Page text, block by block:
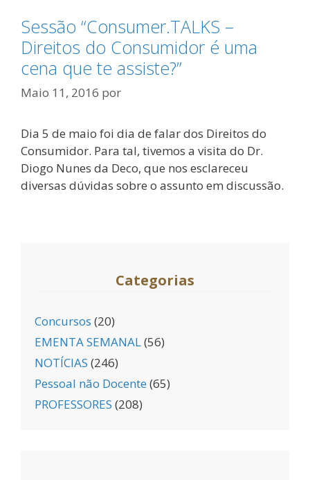
Sessão “Consumer.TALKS –
Direitos do Consumidor é uma
cena que te assiste?”
Maio 11, 2016 por
Dia 5 de maio foi dia de falar dos Direitos do
Consumidor. Para tal, tivemos a visita do Dr.
Diogo Nunes da Deco, que nos esclareceu
diversas dúvidas sobre o assunto em discussão.
Categorias
Concursos (20)
EMENTA SEMANAL(56)
NOTÍCIAS (246)
Pessoal não Docente (65)
PROFESSORES (208)